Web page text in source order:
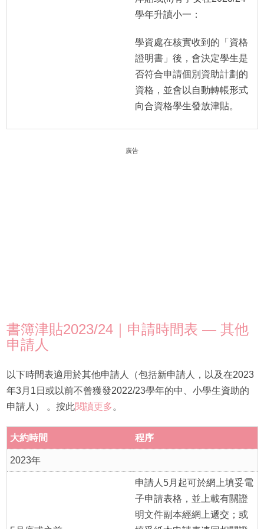
學年升讀小一：
學資處在核實收到的「資格
證明書」後，會決定學生是
否符合申請個別資助計劃的
資格，並會以 自動轉帳形式
向合資格學生發放津貼。
廣告
書簿津貼2023/24｜申請時間表 — 其他
申請人
以下時間表適用於其他申請人（包括新申請人
，以及在2023
年3月1日或以前不曾獲發2022/23學年的中、小學生資助的
申請人） 。按此閱讀更多 。
大約時間 程序
2023年
申請人5月起可於網上填妥電
子申請表格，並上載有關證
明文件副本經網上遞交；或